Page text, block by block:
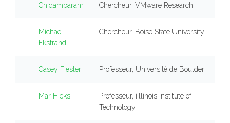
Chidambaram
Chercheur, VMware Research
Michael
Ekstrand
Chercheur, Boise State University
Casey Fiesler Professeur, Université de Boulder
Mar Hicks
Professeur, iIllinois Institute of
Technology